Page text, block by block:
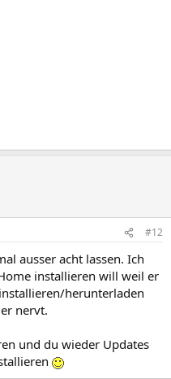
#12
ausser acht lassen. Ich
installieren will weil er
herunterladen
nervt.
und du wieder Updates